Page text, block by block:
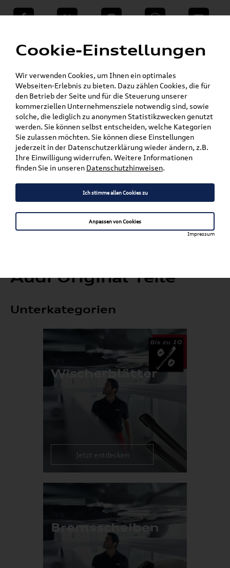
teilen Twitter Instagram WhatsApp E-Mail
VW Shop - VW Originalteile und Zubehör »
» Audi Original Teile
Mein Kundenkonto Warenkorb
Artikel für ihr Modell
Marke wählen
Modell wählen
Karosserieform wählen
Audi Original Teile
Unterkategorien
Wischerblätter
Jetzt entdecken
Bremsscheiben
Cookie-Einstellungen
Wir verwenden Cookies, um Ihnen ein optimales
Webseiten-Erlebnis zu bieten. Dazu zählen Cookies, die für
den Betrieb der Seite und für die Steuerung unserer
kommerziellen Unternehmensziele notwendig sind, sowie
solche, die lediglich zu anonymen Statistikzwecken genutzt
werden. Sie können selbst entscheiden, welche Kategorien
Sie zulassen möchten. Sie können diese Einstellungen
jederzeit in der Datenschutzerklärung wieder ändern, z.B.
Ihre Einwilligung widerrufen. Weitere Informationen
finden Sie in unseren Datenschutzhinweisen.
Ich stimme allen Cookies zu
Anpassen von Cookies
Impressum